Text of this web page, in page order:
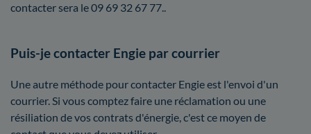
contacter sera le 09 69 32 67 77..
Puis-je contacter Engie par courrier
Une autre méthode pour contacter Engie est l'envoi d'un
courrier. Si vous comptez faire une réclamation ou une
résiliation de vos contrats d'énergie, c'est ce moyen de